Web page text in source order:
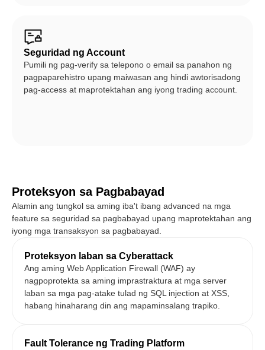
Seguridad ng Account
Pumili ng pag-verify sa telepono o email sa panahon ng
pagpaparehistro upang maiwasan ang hindi awtorisadong
pag-access at maprotektahan ang iyong trading account.
Proteksyon sa Pagbabayad
Alamin ang tungkol sa aming iba't ibang advanced na mga
feature sa seguridad sa pagbabayad upang maprotektahan ang
iyong mga transaksyon sa pagbabayad.
Proteksyon laban sa Cyberattack
Ang aming Web Application Firewall (WAF) ay
nagpoprotekta sa aming imprastraktura at mga server
laban sa mga pag-atake tulad ng SQL injection at XSS,
habang hinaharang din ang mapaminsalang trapiko.
Fault Tolerance ng Trading Platform